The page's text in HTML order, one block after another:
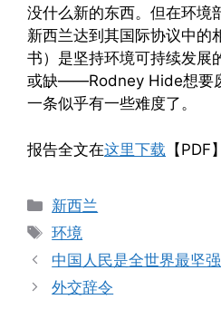
没什么新的东西。但在环境
新西兰达到其国际协议中的
书）是坚持环境可持续发展
或缺——Rodney Hide想要
一条似乎有一些难度了。
报告全文在这里下载 【PDF
Categories
新西兰
Tags
环境
中国人民是全世界最坚
外交辞令